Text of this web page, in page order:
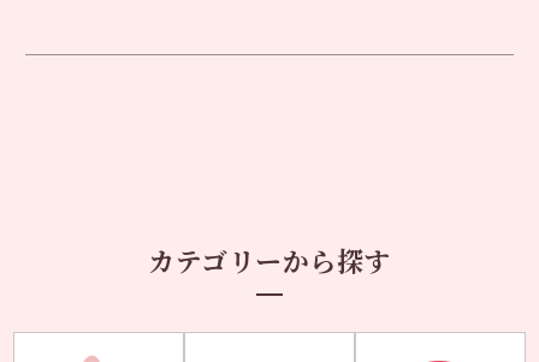
カテゴリーから探す